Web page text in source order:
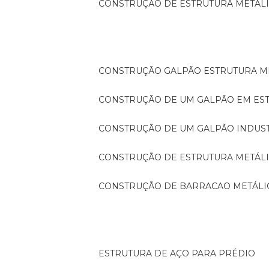
CONSTRUÇÃO DE ESTRUTURA
CONSTRUÇÃO GALPÃO ESTRUTURA
CONSTRUÇÃO DE UM GALPÃO EM
CONSTRUÇÃO DE UM GALPÃO
CONSTRUÇÃO DE ESTRUTURA
CONSTRUÇÃO DE BARRACAO
ESTRUTURA DE AÇO PARA PRÉDIO